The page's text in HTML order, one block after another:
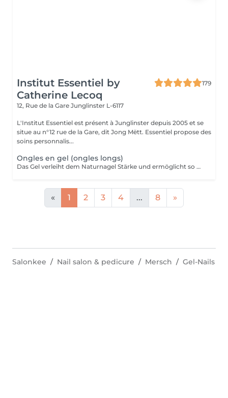
Institut Essentiel by
Catherine Lecoq
179
12, Rue de la Gare Junglinster L-6117
L'Institut Essentiel est présent à Junglinster depuis 2005 et se
situe au n°12 rue de la Gare, dit Jong Mëtt. Essentiel propose des
soins personnalis...
Ongles en gel (ongles longs)
Das Gel verleiht dem Naturnagel Stärke und ermöglicht so Form und Länge nach Wunsch anzupassen. Da es sehr stark ist, eignet sich das Gel für Verlängerungen von sehr kurzen Nägel. Diese kann durch Kapseln oder direkt auf Papierformen modeliert werden. Spitz, echkig, oval, fasst jede Form ist möglich! Das Gel soll nach maximal 5 Wochen erneut werden. Es kann auch schnell und ohne den Naturnagel zu schaden komplett wieder entfernt werden.
« 1 2 3 4 ... 8 »
Salonkee Nail salon & pedicure Mersch Gel-Nails